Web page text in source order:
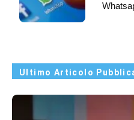
Ultimo Articolo